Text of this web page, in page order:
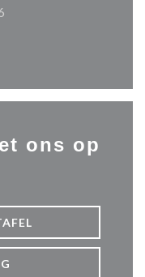
((opent in een
ons op